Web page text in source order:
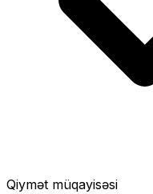
Qiymət müqayisəsi